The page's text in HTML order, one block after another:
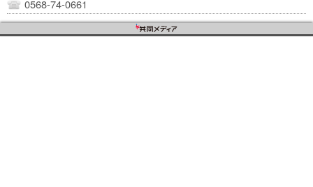
0568-74-0661